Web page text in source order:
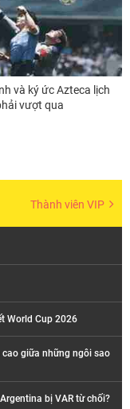
và ký ức Azteca lịch
vượt qua
Thành viên VIP
World Cup 2026
cao giữa những ngôi sao
bị VAR từ chối?